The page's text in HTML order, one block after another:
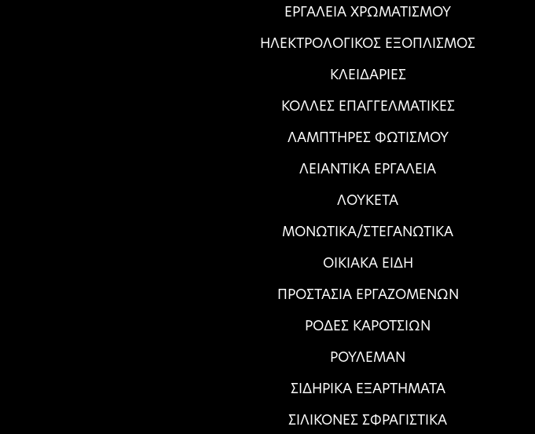
ΕΡΓΑΛΕΙΑ ΧΡΩΜΑΤΙΣΜΟΥ
ΗΛΕΚΤΡΟΛΟΓΙΚΟΣ ΕΞΟΠΛΙΣΜΟΣ
ΚΛΕΙΔΑΡΙΕΣ
ΚΟΛΛΕΣ ΕΠΑΓΓΕΛΜΑΤΙΚΕΣ
ΛΑΜΠΤΗΡΕΣ ΦΩΤΙΣΜΟΥ
ΛΕΙΑΝΤΙΚΑ ΕΡΓΑΛΕΙΑ
ΛΟΥΚΕΤΑ
ΜΟΝΩΤΙΚΑ/ΣΤΕΓΑΝΩΤΙΚΑ
ΟΙΚΙΑΚΑ ΕΙΔΗ
ΠΡΟΣΤΑΣΙΑ ΕΡΓΑΖΟΜΕΝΩΝ
ΡΟΔΕΣ ΚΑΡΟΤΣΙΩΝ
ΡΟΥΛΕΜΑΝ
ΣΙΔΗΡΙΚΑ ΕΞΑΡΤΗΜΑΤΑ
ΣΙΛΙΚΟΝΕΣ ΣΦΡΑΓΙΣΤΙΚΑ